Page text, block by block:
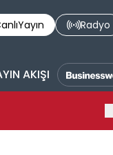
Yayın Radyo
AKIŞI